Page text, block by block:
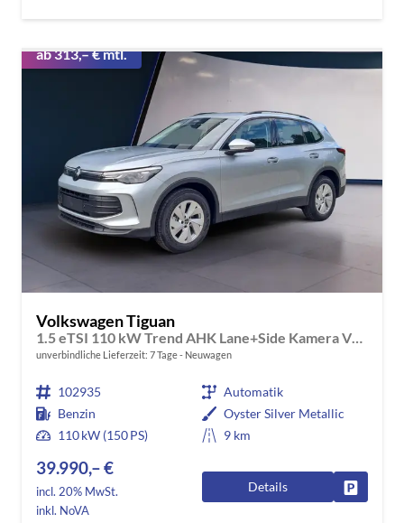
ab 313,– € mtl.
Volkswagen Tiguan
1.5 eTSI 110 kW Trend AHK Lane+Side Kamera VZE
unverbindliche Lieferzeit: 7 Tage Neuwagen
102935
Automatik
Benzin
Oyster Silver Metallic
110 kW (150 PS)
9 km
39.990,– €
incl. 20% MwSt.
inkl. NoVA
Details